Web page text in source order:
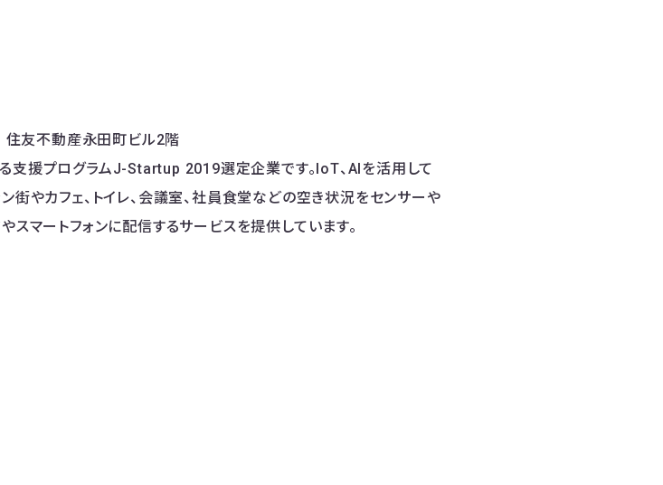
友不動産永田町ビル2階
支援プログラムJ-Startup 2019選定企業です。IoT、AIを活用して
街やカフェ、トイレ、会議室、社員食堂などの空き状況をセンサーや
スマートフォンに配信するサービスを提供しています。